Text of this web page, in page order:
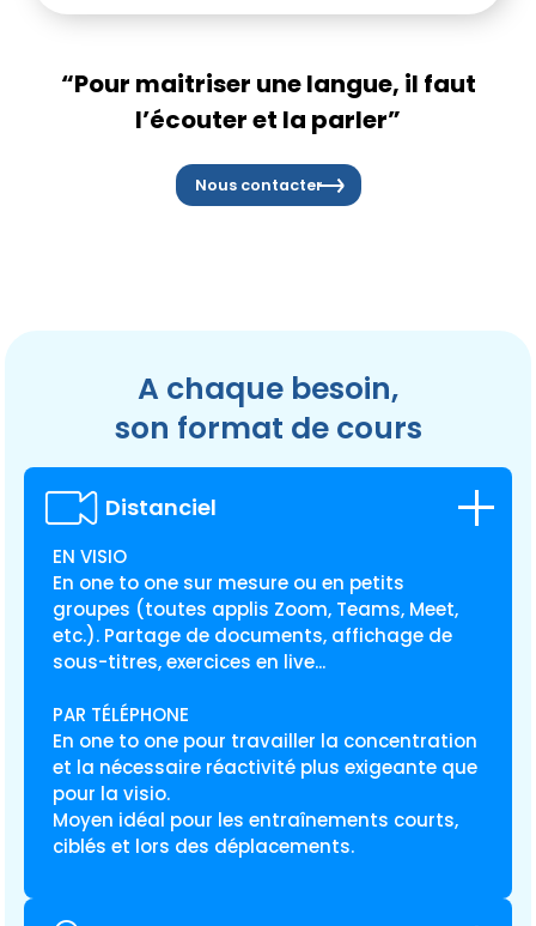
“Pour maitriser une langue, il faut
l’écouter et la parler”
Nous contacter
A chaque besoin,
son format de cours
Distanciel
EN VISIO
En one to one sur mesure ou en petits
groupes (toutes applis Zoom, Teams, Meet,
etc.). Partage de documents, affichage de
sous-titres, exercices en live...
PAR TÉLÉPHONE
En one to one pour travailler la concentration
et la nécessaire réactivité plus exigeante que
pour la visio.
Moyen idéal pour les entraînements courts,
ciblés et lors des déplacements.